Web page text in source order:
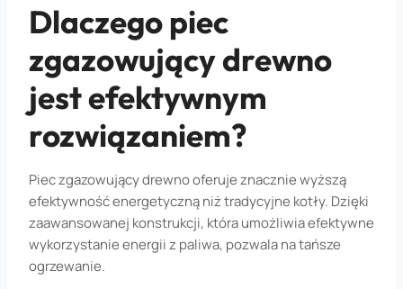
Dlaczego piec
zgazowujący drewno
jest efektywnym
rozwiązaniem?
Piec zgazowujący drewno oferuje znacznie wyższą
efektywność energetyczną niż tradycyjne kotły. Dzięki
zaawansowanej konstrukcji, która umożliwia efektywne
wykorzystanie energii z paliwa, pozwala na tańsze
ogrzewanie.